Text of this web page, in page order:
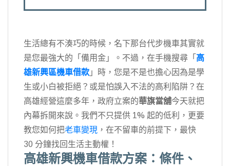
生活總有不湊巧的時候，名下那台代步機車其實就
是您最強大的「備用金」。不過，在手機搜尋「 高
雄新興區機車借款 」時，您是不是也擔心因為是學
生或小白被拒絕？或是怕誤入不法的高利陷阱？在
高雄經營這麼多年，政府立案的華旗當舖今天就把
內幕拆開來說。我們不只提供 1% 起的低利，更要
教您如何把老車變現 ，在不留車的前提下，最快
30 分鐘找回生活主動權！
高雄新興機車借款方案：條件、